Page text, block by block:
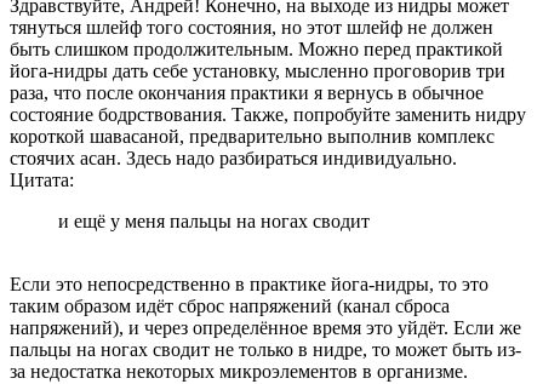
Здравствуйте, Андрей! Конечно, на выходе из нидры может
тянуться шлейф того состояния, но этот шлейф не должен
быть слишком продолжительным. Можно перед практикой
йога-нидры дать себе установку, мысленно проговорив три
раза, что после окончания практики я вернусь в обычное
состояние бодрствования. Также, попробуйте заменить нидру
короткой шавасаной, предварительно выполнив комплекс
стоячих асан. Здесь надо разбираться индивидуально.
Цитата:
и ещё у меня пальцы на ногах сводит
Если это непосредственно в практике йога-нидры, то это
таким образом идёт сброс напряжений (канал сброса
напряжений), и через определённое время это уйдёт. Если же
пальцы на ногах сводит не только в нидре, то может быть из-
за недостатка некоторых микроэлементов в организме.